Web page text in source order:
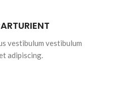
vestibulum vestibulum
adipiscing.